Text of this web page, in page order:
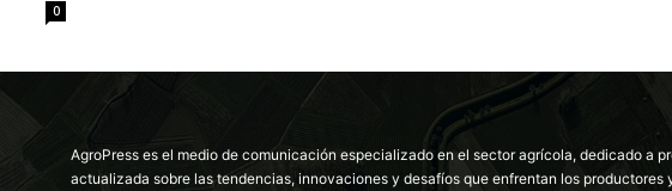
0
AgroPress es el medio de comunicación especializado en el sector agrícola, dedicado a
actualizada sobre las tendencias, innovaciones y desafíos que enfrentan los productores